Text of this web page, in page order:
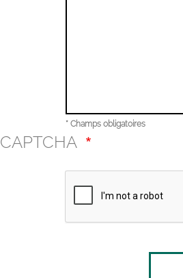
* Champs obligatoires
CAPTCHA